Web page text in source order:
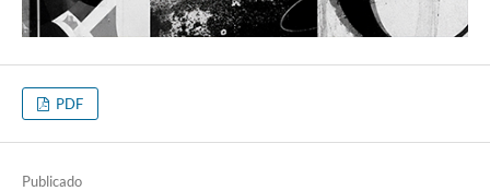
PDF
Publicado